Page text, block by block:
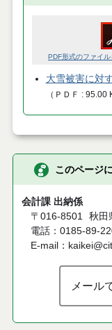
PDF形式のファイ
大雪被害に対
（ ＰＤＦ 95.00
このページ
会計課 出納係
〒016-8501
秋田
電話：0185-89-
E-mail：
メール